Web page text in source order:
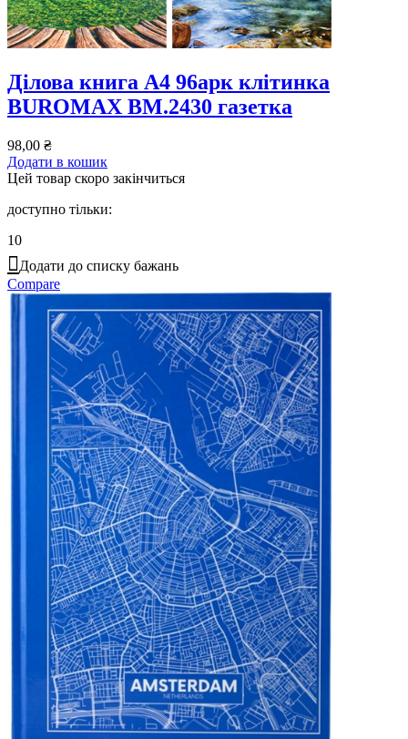
Ділова книга А4 96арк клітинка
BUROMAX BM.2430 газетка
98,00 ₴
Додати в кошик
Цей товар скоро закінчиться
доступно тільки:
10
Додати до списку бажань
Compare